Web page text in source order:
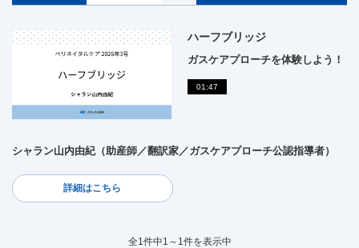
ハーフブリッジ
ガスケアプローチを体験しよう！
01:47
シャラン山内由紀（助産師／翻訳家／ガスケアプローチ公認指導者）
詳細はこちら
全1件中1～1件を表示中